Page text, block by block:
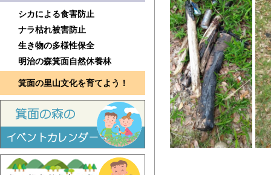
シカによる食害防止
ナラ枯れ被害防止
生き物の多様性保全
明治の森箕面自然休養林
箕面の里山文化を育てよう！